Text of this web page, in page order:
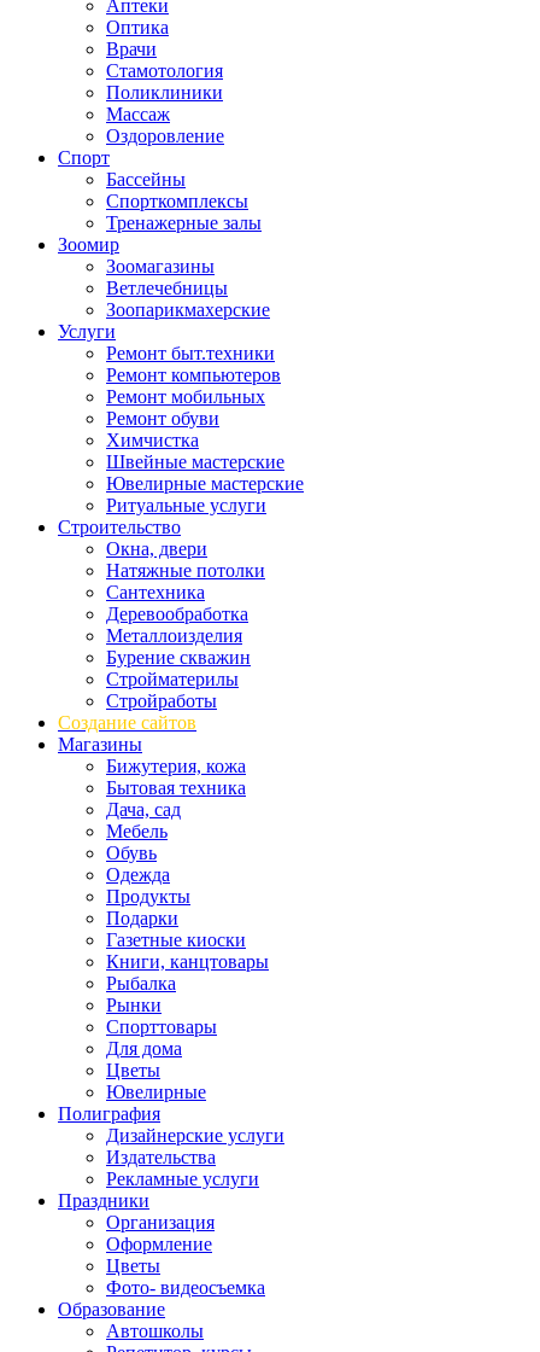
Аптеки
Оптика
Врачи
Стамотология
Поликлиники
Массаж
Оздоровление
Спорт
Бассейны
Спорткомплексы
Тренажерные залы
Зоомир
Зоомагазины
Ветлечебницы
Зоопарикмахерские
Услуги
Ремонт быт.техники
Ремонт компьютеров
Ремонт мобильных
Ремонт обуви
Химчистка
Швейные мастерские
Ювелирные мастерские
Ритуальные услуги
Строительство
Окна, двери
Натяжные потолки
Сантехника
Деревообработка
Металлоизделия
Бурение скважин
Стройматерилы
Стройработы
Создание сайтов
Магазины
Бижутерия, кожа
Бытовая техника
Дача, сад
Мебель
Обувь
Одежда
Продукты
Подарки
Газетные киоски
Книги, канцтовары
Рыбалка
Рынки
Спорттовары
Для дома
Цветы
Ювелирные
Полиграфия
Дизайнерские услуги
Издательства
Рекламные услуги
Праздники
Организация
Оформление
Цветы
Фото- видеосъемка
Образование
Автошколы